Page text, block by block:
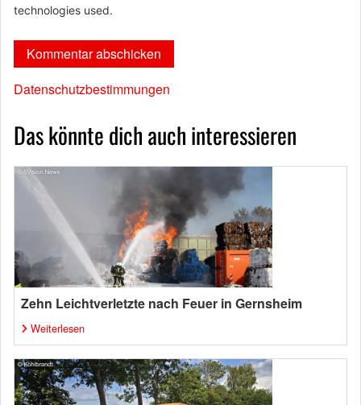
technologies used.
Datenschutzbestimmungen
Das könnte dich auch interessieren
Zehn Leichtverletzte nach Feuer in Gernsheim
Weiterlesen